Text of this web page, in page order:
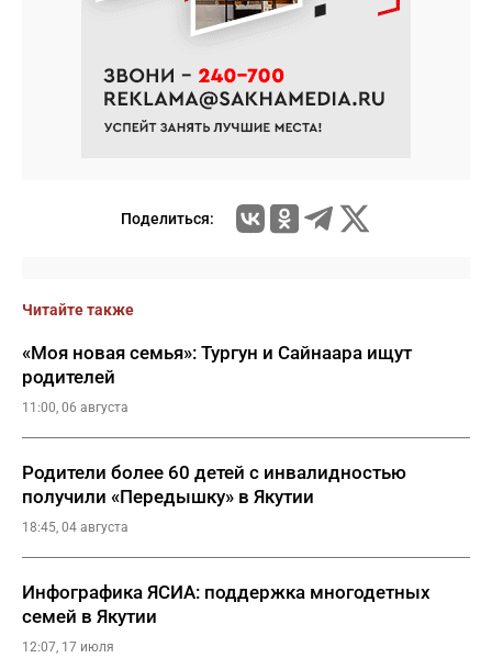
Поделиться:
Читайте также
«Моя новая семья»: Тургун и Сайнаара ищут
родителей
11:00, 06 августа
Родители более 60 детей с инвалидностью
получили «Передышку» в Якутии
18:45, 04 августа
Инфографика ЯСИА: поддержка многодетных
семей в Якутии
12:07, 17 июля